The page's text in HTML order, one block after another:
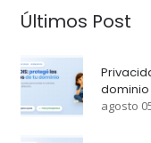
Últimos Post
agosto